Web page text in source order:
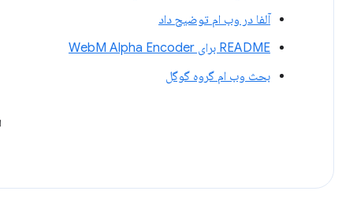
آلفا در وب ام توضیح داد
README برای WebM Alpha Encoder
بحث وب ام گروه گوگل